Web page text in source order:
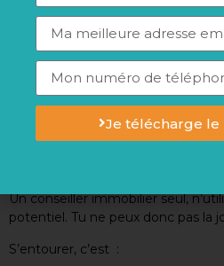
les événements ;
développer une
utiliser les questionnaires
avant les réponses comme
rendez-vous.
Un conseiller immobilier seul,
potentiel. Tu ne peux donc pas la
S’entourer, c’est :
Je télécharge le